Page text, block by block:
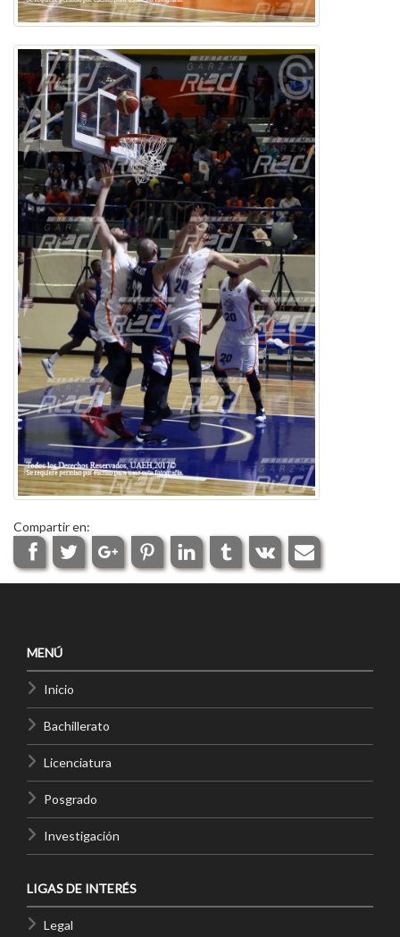
Compartir en:
MENÚ
Inicio
Bachillerato
Licenciatura
Posgrado
Investigación
LIGAS DE INTERÉS
Legal